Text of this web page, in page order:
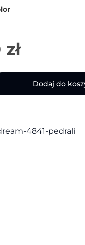
zł
Dodaj do
4841-pedrali